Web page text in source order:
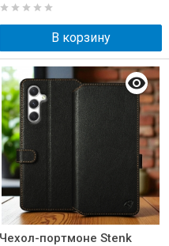
В корзину
Чехол-портмоне Stenk